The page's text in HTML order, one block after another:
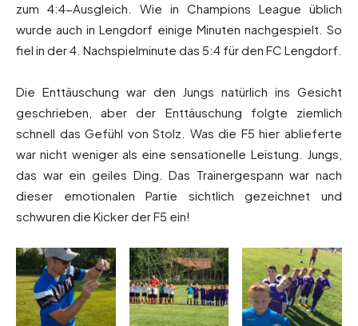
zum 4:4-Ausgleich. Wie in Champions League üblich
wurde auch in Lengdorf einige Minuten nachgespielt. So
fiel in der 4. Nachspielminute das 5:4 für den FC Lengdorf.
Die Enttäuschung war den Jungs natürlich ins Gesicht
geschrieben, aber der Enttäuschung folgte ziemlich
schnell das Gefühl von Stolz. Was die F5 hier ablieferte
war nicht weniger als eine sensationelle Leistung. Jungs,
das war ein geiles Ding. Das Trainergespann war nach
dieser emotionalen Partie sichtlich gezeichnet und
schwuren die Kicker der F5 ein!